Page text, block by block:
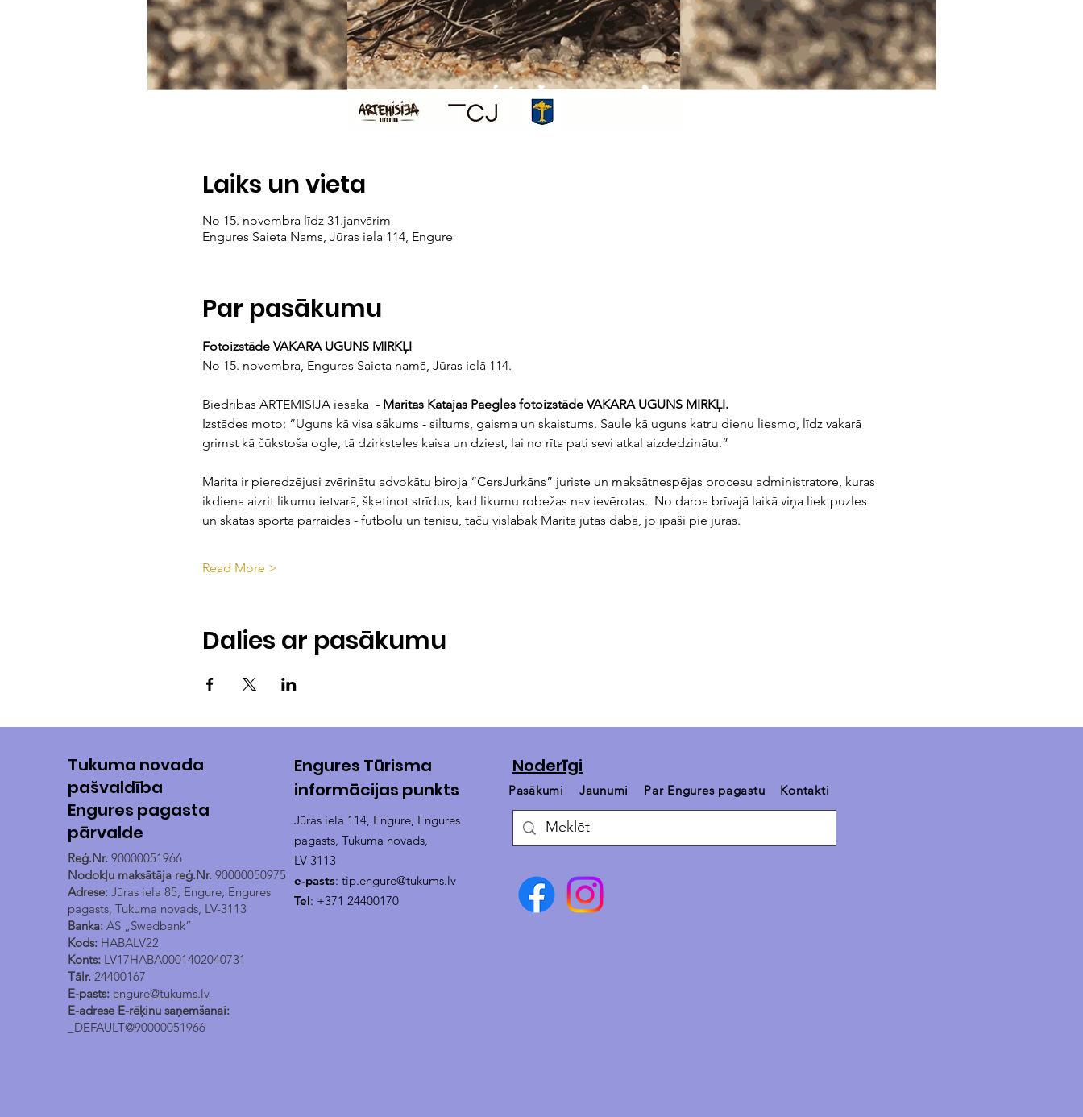
Laiks un vieta
No 15. novembra līdz 31.janvārim
Engures Saieta Nams, Jūras iela 114, Engure
Par pasākumu
Fotoizstāde VAKARA UGUNS MIRKĻI
No 15. novembra, Engures Saieta namā, Jūras ielā 114.
Biedrības ARTEMISIJA iesaka - Maritas Katajas Paegles fotoizstāde VAKARA UGUNS MIRKĻI.
Izstādes moto: “Uguns kā visa sākums - siltums, gaisma un skaistums. Saule kā uguns katru dienu liesmo, līdz vakarā
grimst kā čūkstoša ogle, tā dzirksteles kaisa un dziest, lai no rīta pati sevi atkal aizdedzinātu.”
Marita ir pieredzējusi zvērinātu advokātu biroja “CersJurkāns” juriste un maksātnespējas procesu administratore, kuras
ikdiena aizrit likumu ietvarā, šķetinot strīdus, kad likumu robežas nav ievērotas.  No darba brīvajā laikā viņa liek puzles
un skatās sporta pārraides - futbolu un tenisu, taču vislabāk Marita jūtas dabā, jo īpaši pie jūras.
Read More >
Dalies ar pasākumu
Tukuma novada
pašvaldība
Engures pagasta
pārvalde
Reģ.Nr. 90000051966
Nodokļu maksātāja reģ.Nr. 90000050975
Adrese: Jūras iela 85, Engure, Engures
pagasts, Tukuma novads, LV-3113
Banka: AS „Swedbank”
Kods: HABALV22
Konts: LV17HABA0001402040731
Tālr. 24400167
E-pasts: engure@tukums.lv
E-adrese E-rēķinu saņemšanai:
_DEFAULT@90000051966
Engures Tūrisma
informācijas punkts
Jūras iela 114, Engure, Engures
pagasts, Tukuma novads,
LV-3113
e-pasts: tip.engure@tukums.lv
Tel: +371 24400170
Noderīgi
Pasākumi Jaunumi Par Engures pagastu Kontakti